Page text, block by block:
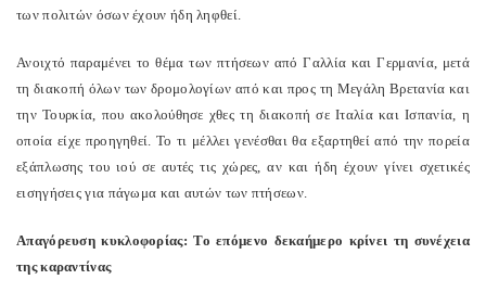
των πολιτών όσων έχουν ήδη ληφθεί.
Ανοιχτό παραμένει το θέμα των πτήσεων από Γαλλία και Γερμανία, μετά
τη διακοπή όλων των δρομολογίων από και προς τη Μεγάλη Βρετανία και
την Τουρκία, που ακολούθησε χθες τη διακοπή σε Ιταλία και Ισπανία, η
οποία είχε προηγηθεί. Το τι μέλλει γενέσθαι θα εξαρτηθεί από την πορεία
εξάπλωσης του ιού σε αυτές τις χώρες, αν και ήδη έχουν γίνει σχετικές
εισηγήσεις για πάγωμα και αυτών των πτήσεων.
Απαγόρευση κυκλοφορίας: Το επόμενο δεκαήμερο κρίνει τη συνέχεια
της καραντίνας